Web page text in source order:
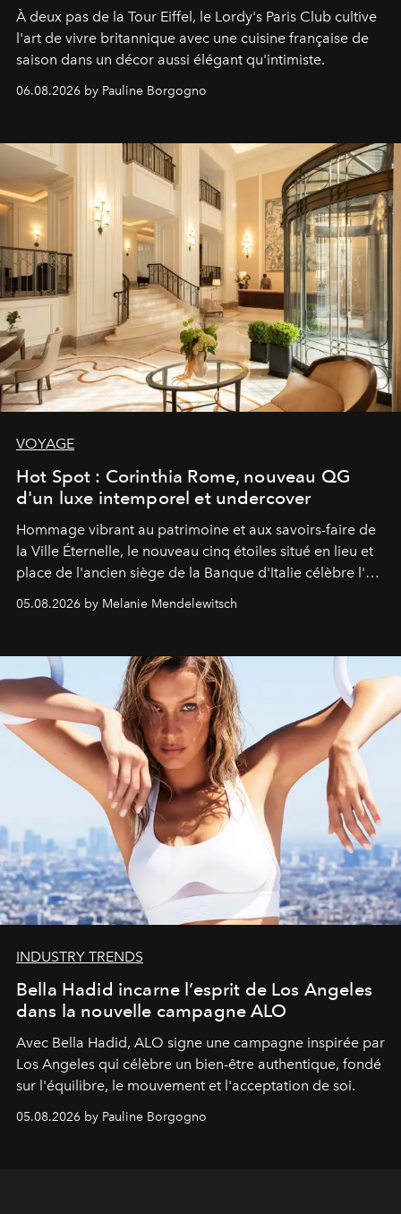
À deux pas de la Tour Eiffel, le Lordy's Paris Club cultive
l'art de vivre britannique avec une cuisine française de
saison dans un décor aussi élégant qu'intimiste.
06.08.2026 by Pauline Borgogno
VOYAGE
Hot Spot : Corinthia Rome, nouveau QG
d'un luxe intemporel et undercover
Hommage vibrant au patrimoine et aux savoirs-faire de
la Ville Éternelle, le nouveau cinq étoiles situé en lieu et
place de l'ancien siège de la Banque d'Italie célèbre l'art
de vivre Romain dans toute son élégance intemporelle.
05.08.2026 by Melanie Mendelewitsch
INDUSTRY TRENDS
Bella Hadid incarne l’esprit de Los Angeles
dans la nouvelle campagne ALO
Avec Bella Hadid, ALO signe une campagne inspirée par
Los Angeles qui célèbre un bien-être authentique, fondé
sur l'équilibre, le mouvement et l'acceptation de soi.
05.08.2026 by Pauline Borgogno